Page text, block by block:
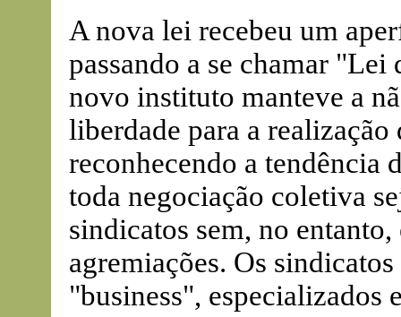
A nova lei recebeu um
passando a se chamar "Lei
novo instituto manteve a
liberdade para a
reconhecendo a tendência
toda negociação coletiva
sindicatos sem, no
agremiações. Os
"business", especializados